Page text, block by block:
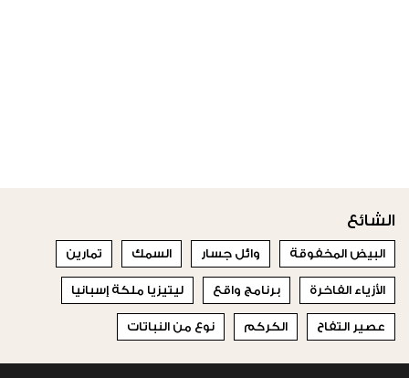
الشائع
البيض المخفوقة وائل جسار السمك تمارين
الأزياء الفاخرة برنامج واقع ليتيزيا ملكة إسبانيا
عصير التفاح الكركم نوع من النباتات